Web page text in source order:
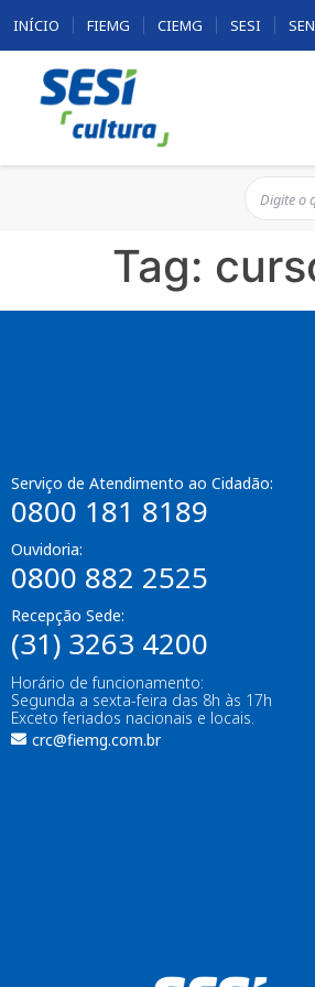
INÍCIO FIEMG CIEMG SESI
Tag:
Serviço de Atendimento ao Cidadão:
0800 181 8189
Ouvidoria:
0800 882 2525
Recepção Sede:
(31) 3263 4200
Horário de funcionamento:
Segunda a sexta-feira das 8h às 17h
Exceto feriados nacionais e locais.
crc@fiemg.com.br